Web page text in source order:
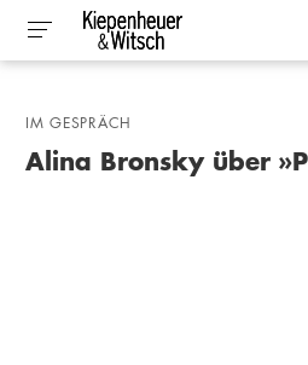
IM GESPRÄCH
Alina Bronsky über